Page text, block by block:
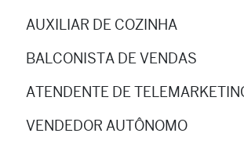
AUXILIAR DE COZINHA
BALCONISTA DE VENDAS
ATENDENTE DE
VENDEDOR AUTÔNOMO